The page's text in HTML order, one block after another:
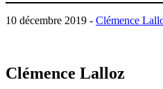
10 décembre 2019 - Clémence
Clémence Lalloz